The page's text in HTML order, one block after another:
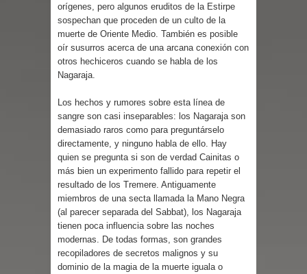
orígenes, pero algunos eruditos de la Estirpe
sospechan que proceden de un culto de la
muerte de Oriente Medio. También es posible
oír susurros acerca de una arcana conexión con
otros hechiceros cuando se habla de los
Nagaraja.
Los hechos y rumores sobre esta línea de
sangre son casi inseparables: los Nagaraja son
demasiado raros como para preguntárselo
directamente, y ninguno habla de ello. Hay
quien se pregunta si son de verdad Cainitas o
más bien un experimento fallido para repetir el
resultado de los Tremere. Antiguamente
miembros de una secta llamada la Mano Negra
(al parecer separada del Sabbat), los Nagaraja
tienen poca influencia sobre las noches
modernas. De todas formas, son grandes
recopiladores de secretos malignos y su
dominio de la magia de la muerte iguala o